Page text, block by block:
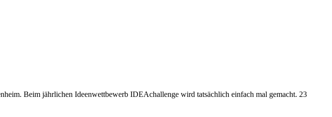
Beim jährlichen Ideenwettbewerb IDEAchallenge wird tatsächlich einfach mal gemacht. 23